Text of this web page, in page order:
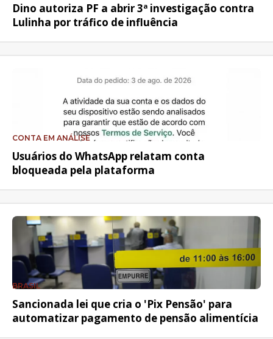
Dino autoriza PF a abrir 3ª investigação contra
Lulinha por tráfico de influência
CONTA EM ANÁLISE
Usuários do WhatsApp relatam conta
bloqueada pela plataforma
BRASIL
Sancionada lei que cria o 'Pix Pensão' para
automatizar pagamento de pensão alimentícia